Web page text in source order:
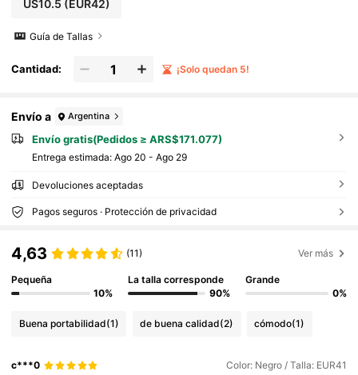
US10.5 (EUR42)
Guía de Tallas
Cantidad: ¡Solo quedan 5!
Envío a Argentina
Envío gratis(Pedidos ≥ ARS$171.077)
Entrega estimada: Ago 20 - Ago 29
Devoluciones aceptadas
Pagos seguros · Protección de privacidad
4,63 (11) Ver más
Pequeña
10%
La talla corresponde
90%
Grande
0%
Buena portabilidad(1) de buena calidad(2) cómodo(1)
c***0 Color: Negro / Talla: EUR41